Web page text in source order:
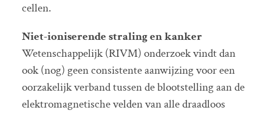
cellen.
Niet-ioniserende straling en kanker
Wetenschappelijk (RIVM) onderzoek vindt dan
ook (nog) geen consistente aanwijzing voor een
oorzakelijk verband tussen de blootstelling aan de
elektromagnetische velden van alle draadloos